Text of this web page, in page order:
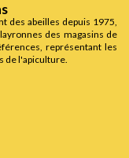
des abeilles depuis 1975,
des magasins de
représentant les
de l'apiculture.